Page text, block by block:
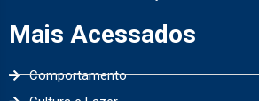
Mais Acessados
Comportamento